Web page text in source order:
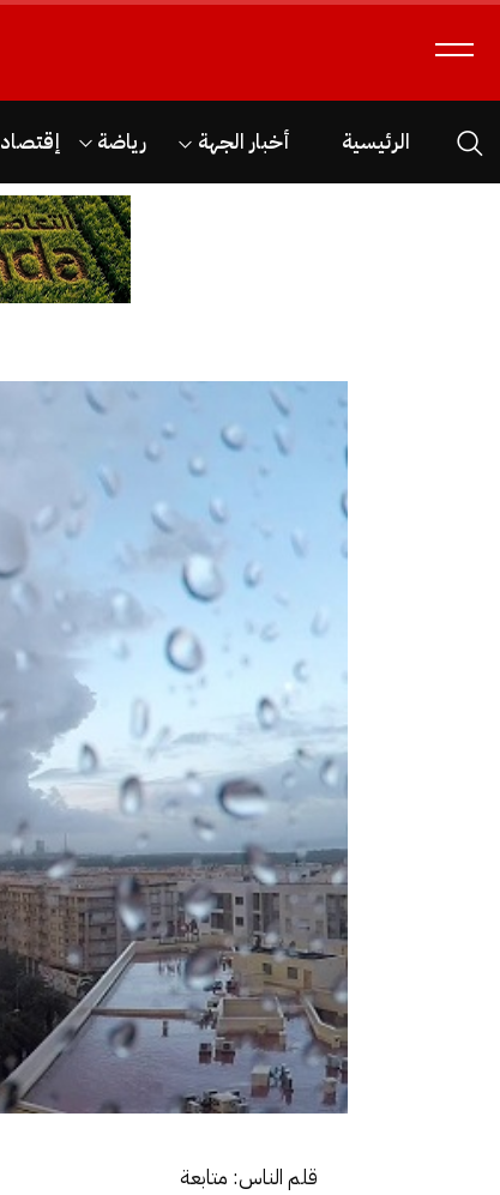
الرئيسية أخبار الجهة رياضة إقتصاد
قلم الناس: متابعة